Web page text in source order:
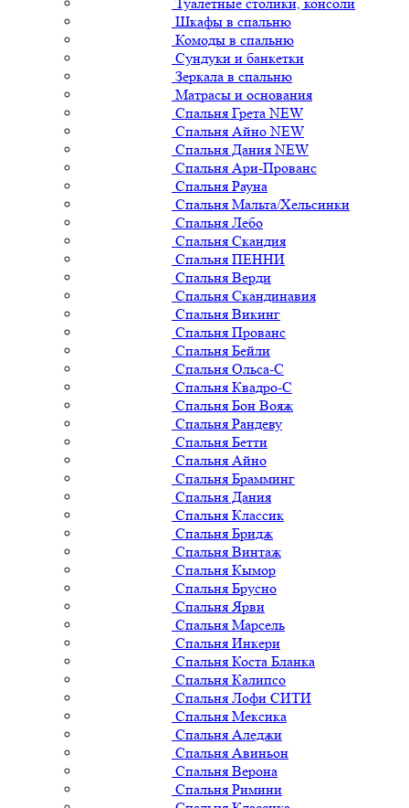
Шкафы в спальню
Комоды в спальню
Сундуки и банкетки
Зеркала в спальню
Матрасы и основания
Спальня Грета NEW
Спальня Айно NEW
Спальня Дания NEW
Спальня Ари-Прованс
Спальня Рауна
Спальня Мальта/Хельсинки
Спальня Лебо
Спальня Скандия
Спальня ПЕННИ
Спальня Верди
Спальня Скандинавия
Спальня Викинг
Спальня Прованс
Спальня Бейли
Спальня Ольса-С
Спальня Квадро-С
Спальня Бон Вояж
Спальня Рандеву
Спальня Бетти
Спальня Айно
Спальня Брамминг
Спальня Дания
Спальня Классик
Спальня Бридж
Спальня Винтаж
Спальня Кымор
Спальня Брусно
Спальня Ярви
Спальня Марсель
Спальня Инкери
Спальня Коста Бланка
Спальня Калипсо
Спальня Лофи СИТИ
Спальня Мексика
Спальня Аледжи
Спальня Авиньон
Спальня Верона
Спальня Римини